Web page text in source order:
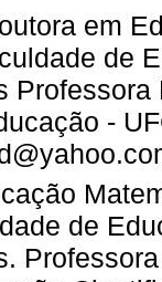
em
de
-
de